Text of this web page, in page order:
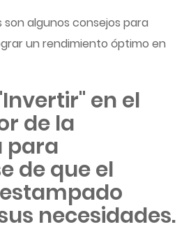
son algunos consejos para
un rendimiento óptimo en
en el
de la
para
de que el
necesidades.